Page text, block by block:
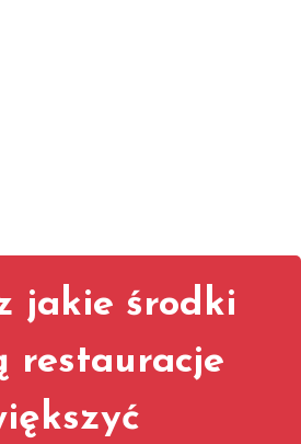
jakie środki
restauracje